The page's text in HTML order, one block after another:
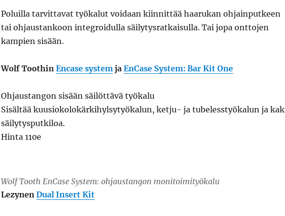
Poluilla tarvittavat työkalut voidaan kiinnittää haarukan ohjainputkeen
tai ohjaustankoon integroidulla säilytysratkaisulla. Tai jopa onttojen
kampien sisään.
Wolf Toothin Encase systemja EnCase System: Bar Kit One
Ohjaustangon sisään säilöttävä työkalu
Sisältää kuusiokolokärkihylsytyökalun, ketju- ja tubelesstyökalun ja
säilytysputkiloa.
Hinta 110e
Wolf Tooth EnCase System: ohjaustangon monitoimityökalu
Lezynen Dual Insert Kit